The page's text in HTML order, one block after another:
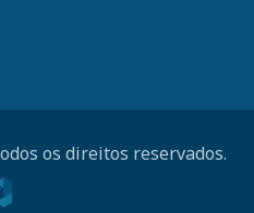
os direitos reservados.